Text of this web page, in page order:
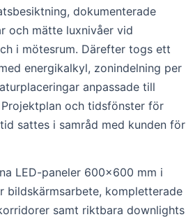
dokumenterade
och mätte luxnivåer vid
i mötesrum. Därefter togs ett
energikalkyl, zonindelning per
anpassade till
och tidsfönster för
sattes i samråd med kunden för
LED-paneler 600×600 mm i
bildskärmsarbete, kompletterade
samt riktbara downlights